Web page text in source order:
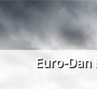
Euro-Dan